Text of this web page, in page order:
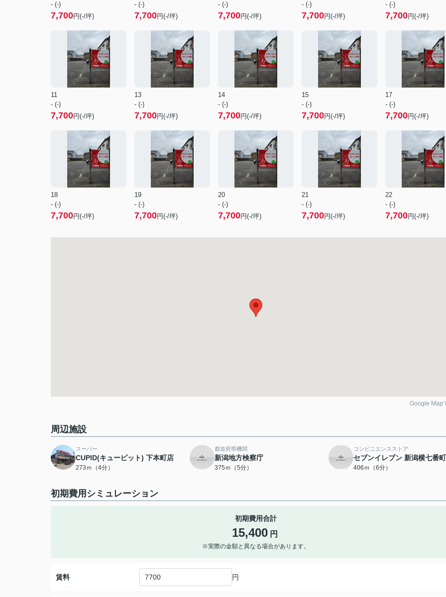
- (-)
7,700円(-/坪)
- (-)
7,700円(-/坪)
- (-)
7,700円(-/坪)
- (-)
7,700円(-/坪)
- (-)
7,700円(-/坪)
11
- (-)
7,700円(-/坪)
13
- (-)
7,700円(-/坪)
14
- (-)
7,700円(-/坪)
15
- (-)
7,700円(-/坪)
17
- (-)
7,700円(-/坪)
18
- (-)
7,700円(-/坪)
19
- (-)
7,700円(-/坪)
20
- (-)
7,700円(-/坪)
21
- (-)
7,700円(-/坪)
22
- (-)
7,700円(-/坪)
Google Map
周辺施設
スーパー
CUPID(キューピット) 下本町店
273ｍ（4分）
都道府県機関
新潟地方検察庁
375ｍ（5分）
コンビニエンスストア
セブンイレブン 新潟横七番
406ｍ（6分）
初期費用シミュレーション
初期費用合計
15,400 円
※実際の金額と異なる場合があります。
賃料 円